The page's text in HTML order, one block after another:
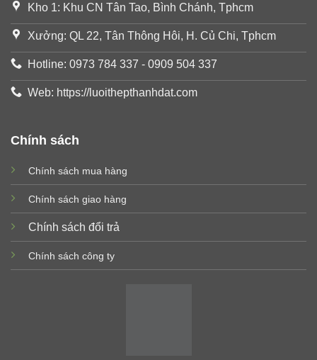
Kho 1: Khu CN Tân Tao, Bình Chánh, Tphcm
Xưởng: QL 22, Tân Thông Hôi, H. Củ Chi, Tphcm
Hotline: 0973 784 337 - 0909 504 337
Web: https://luoithepthanhdat.com
Chính sách
Chính sách mua hàng
Chính sách giao hàng
Chính sách đổi trả
Chính sách công ty